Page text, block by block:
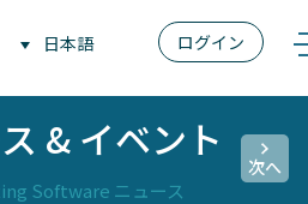
ログイン
日本語
& イベント
Software ニュース
次へ